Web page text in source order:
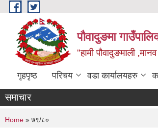
Skip to main content
पौवादुङमा
"हामी पौवादुङमाली
गृहपृष्ठ परिचय वडा कार्यालयहरु
समाचार
You are here
Home » ७९/८०